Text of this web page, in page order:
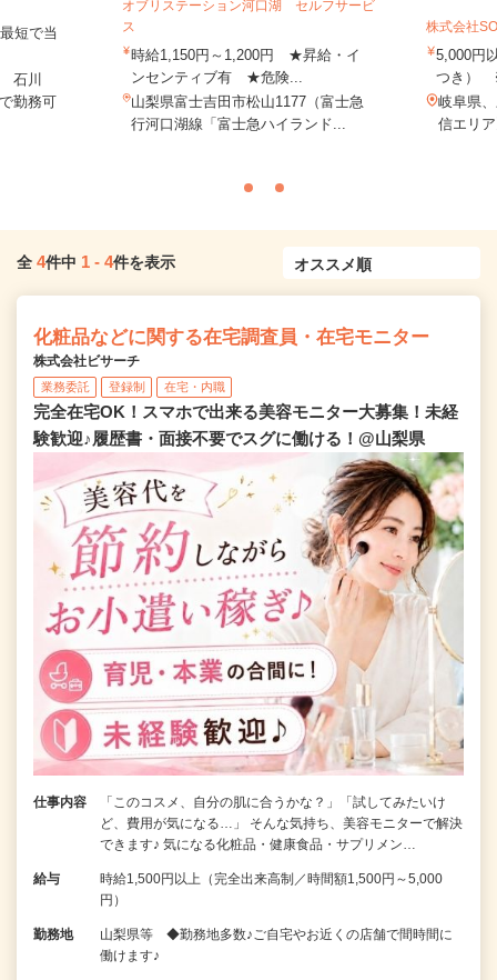
短で当
石川
勤務可
オブリステーション河口湖 セルフサービ
ス
時給1,150円～1,200円 ★昇給・イ
ンセンティブ有 ★危険...
山梨県富士吉田市松山1177（富士急
行河口湖線「富士急ハイランド...
株式会社
5,000円
つき）
岐阜県
信エリ
全 4件中 1 - 4件を表示
化粧品などに関する在宅調査員・在宅モニター
株式会社ビサーチ
業務委託 登録制 在宅・内職
完全在宅OK！スマホで出来る美容モニター大募集！未経
験歓迎♪履歴書・面接不要でスグに働ける！@山梨県
仕事内容
「このコスメ、自分の肌に合うかな？」「試してみたいけ
ど、費用が気になる…」 そんな気持ち、美容モニターで解決
できます♪ 気になる化粧品・健康食品・サプリメン…
給与
時給1,500円以上（完全出来高制／時間額1,500円～5,000
円）
勤務地
山梨県等 ◆勤務地多数♪ご自宅やお近くの店舗で間時間に
働けます♪